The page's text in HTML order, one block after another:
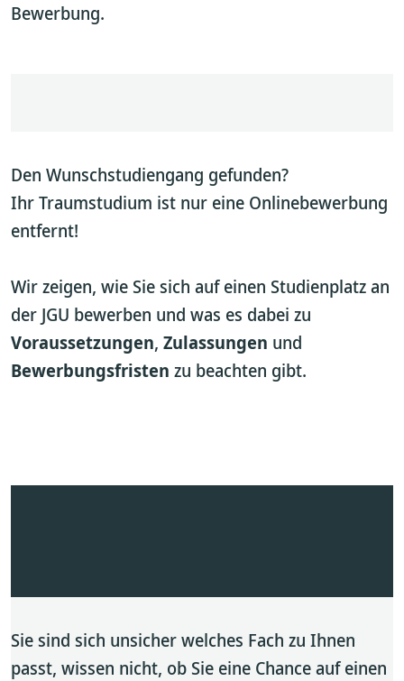
Bewerbung.
Den Wunschstudiengang gefunden?
Ihr Traumstudium ist nur eine Onlinebewerbung
entfernt!
Wir zeigen, wie Sie sich auf einen Studienplatz an
der JGU bewerben und was es dabei zu
Voraussetzungen, Zulassungen und
Bewerbungsfristen zu beachten gibt.
Sie sind sich unsicher welches Fach zu Ihnen
passt, wissen nicht, ob Sie eine Chance auf einen